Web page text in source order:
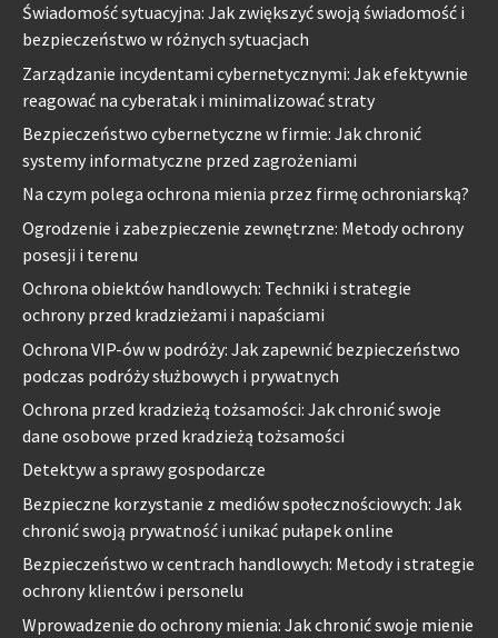
Świadomość sytuacyjna: Jak zwiększyć swoją świadomość i
bezpieczeństwo w różnych sytuacjach
Zarządzanie incydentami cybernetycznymi: Jak efektywnie
reagować na cyberatak i minimalizować straty
Bezpieczeństwo cybernetyczne w firmie: Jak chronić
systemy informatyczne przed zagrożeniami
Na czym polega ochrona mienia przez firmę ochroniarską?
Ogrodzenie i zabezpieczenie zewnętrzne: Metody ochrony
posesji i terenu
Ochrona obiektów handlowych: Techniki i strategie
ochrony przed kradzieżami i napaściami
Ochrona VIP-ów w podróży: Jak zapewnić bezpieczeństwo
podczas podróży służbowych i prywatnych
Ochrona przed kradzieżą tożsamości: Jak chronić swoje
dane osobowe przed kradzieżą tożsamości
Detektyw a sprawy gospodarcze
Bezpieczne korzystanie z mediów społecznościowych: Jak
chronić swoją prywatność i unikać pułapek online
Bezpieczeństwo w centrach handlowych: Metody i strategie
ochrony klientów i personelu
Wprowadzenie do ochrony mienia: Jak chronić swoje mienie